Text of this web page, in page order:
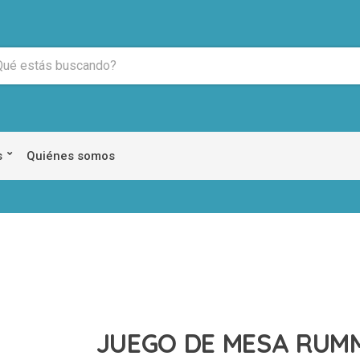
Quiénes somos
JUEGO DE MESA